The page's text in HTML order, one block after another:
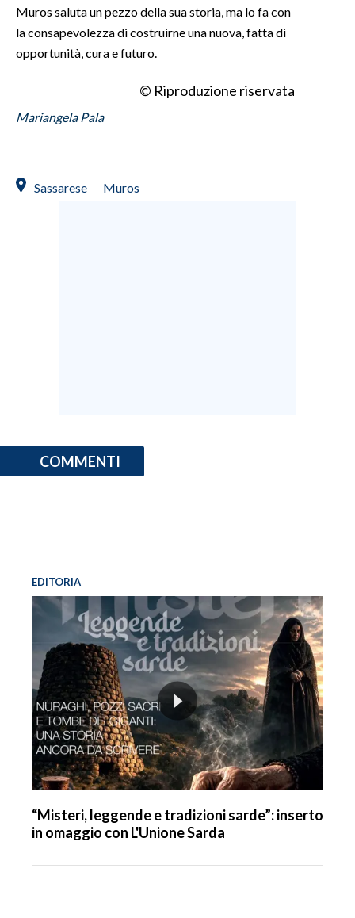
SPIAGGE
STORE
Muros saluta un pezzo della sua storia, ma lo fa con
la consapevolezza di costruirne una nuova, fatta di
opportunità, cura e futuro.
© Riproduzione riservata
Mariangela Pala
Sassarese Muros
COMMENTI
EDITORIA
“Misteri, leggende e tradizioni sarde”: inserto
in omaggio con L'Unione Sarda